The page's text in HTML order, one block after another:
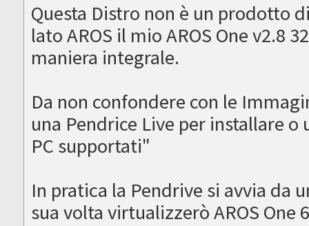
Questa Distro non è un prodotto
lato AROS il mio AROS One v2.8
maniera integrale.
Da non confondere con le
una Pendrice Live per installare o
PC supportati"
In pratica la Pendrive si avvia da
sua volta virtualizzerò AROS One